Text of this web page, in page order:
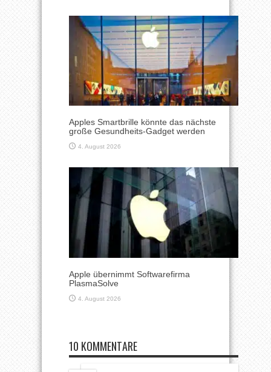
Apples Smartbrille könnte das nächste
große Gesundheits-Gadget werden
4. August 2026
Apple übernimmt Softwarefirma
PlasmaSolve
4. August 2026
10 KOMMENTARE